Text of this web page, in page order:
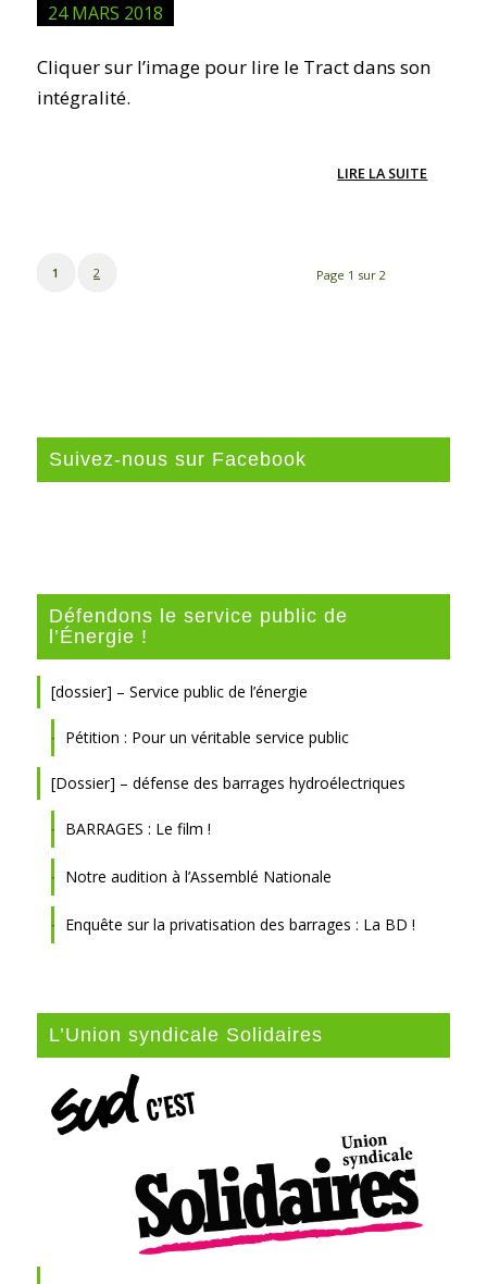
24 MARS 2018
Cliquer sur l’image pour lire le Tract dans son
intégralité.
LIRE LA SUITE
Page 1 sur 2
1 2
Suivez-nous sur Facebook
Défendons le service public de
l’Énergie !
[dossier] – Service public de l’énergie
Pétition : Pour un véritable service public
[Dossier] – défense des barrages hydroélectriques
BARRAGES : Le film !
Notre audition à l’Assemblé Nationale
Enquête sur la privatisation des barrages : La BD !
L’Union syndicale Solidaires